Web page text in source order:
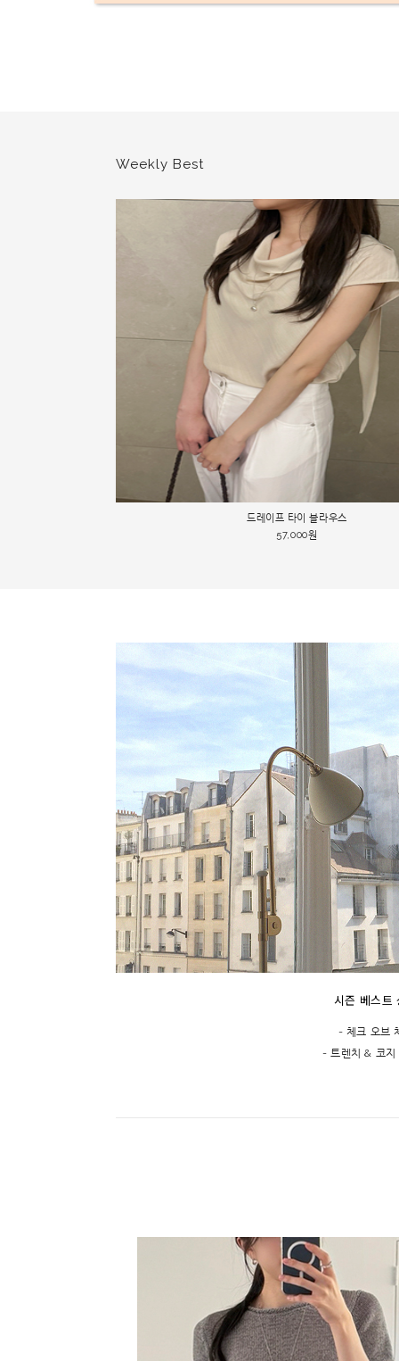
Weekly Best
드레이프 타이 블라우스
57,000원
49000->45000 자수 레이스 블라우스
45,000원
뉴 썸머 셔츠
68,000원
시즌 베스트
- 체크 오브
- 트렌치 & 코지